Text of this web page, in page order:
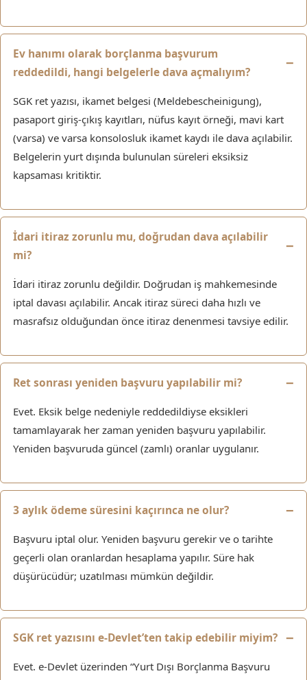
Ev hanımı olarak borçlanma başvurum
reddedildi, hangi belgelerle dava açmalıyım?
SGK ret yazısı, ikamet belgesi (Meldebescheinigung),
pasaport giriş-çıkış kayıtları, nüfus kayıt örneği, mavi kart
(varsa) ve varsa konsolosluk ikamet kaydı ile dava açılabilir.
Belgelerin yurt dışında bulunulan süreleri eksiksiz
kapsaması kritiktir.
İdari itiraz zorunlu mu, doğrudan dava açılabilir
mi?
İdari itiraz zorunlu değildir. Doğrudan iş mahkemesinde
iptal davası açılabilir. Ancak itiraz süreci daha hızlı ve
masrafsız olduğundan önce itiraz denenmesi tavsiye edilir.
Ret sonrası yeniden başvuru yapılabilir mi?
Evet. Eksik belge nedeniyle reddedildiyse eksikleri
tamamlayarak her zaman yeniden başvuru yapılabilir.
Yeniden başvuruda güncel (zamlı) oranlar uygulanır.
3 aylık ödeme süresini kaçırınca ne olur?
Başvuru iptal olur. Yeniden başvuru gerekir ve o tarihte
geçerli olan oranlardan hesaplama yapılır. Süre hak
düşürücüdür; uzatılması mümkün değildir.
SGK ret yazısını e-Devlet’ten takip edebilir miyim?
Evet. e-Devlet üzerinden “Yurt Dışı Borçlanma Başvuru